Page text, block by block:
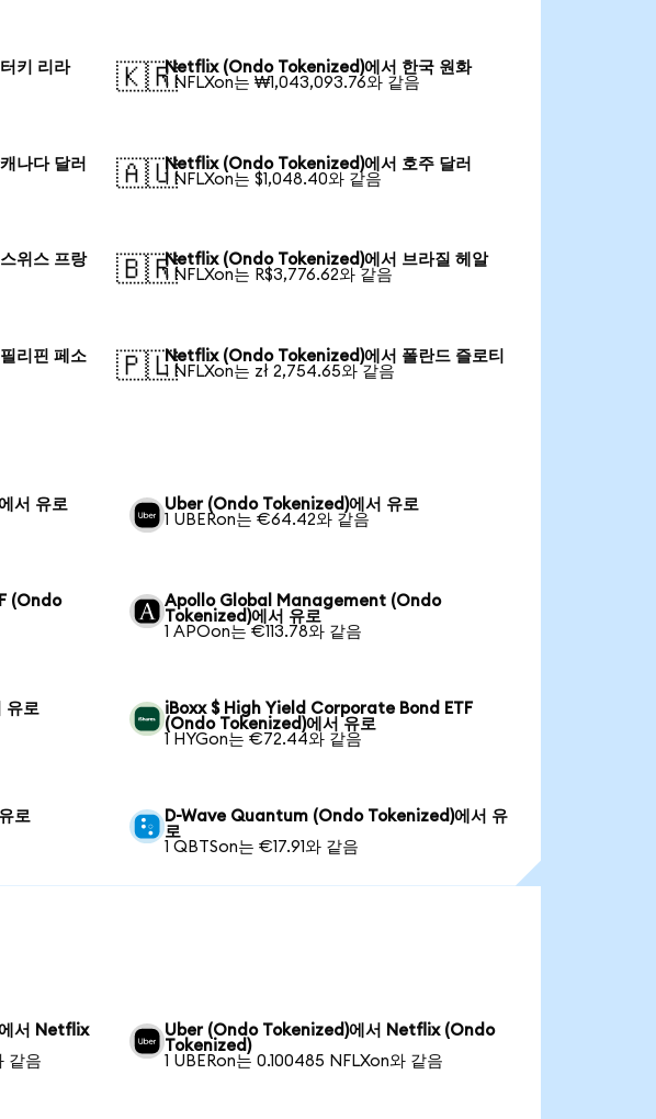
키 리라
🇰🇷Netflix (Ondo Tokenized)에서 한국 원화
1 NFLXon는 ₩1,043,093.76와 같음
나다 달러
🇦🇺Netflix (Ondo Tokenized)에서 호주 달러
1 NFLXon는 $1,048.40와 같음
위스 프랑
🇧🇷Netflix (Ondo Tokenized)에서 브라질 헤알
1 NFLXon는 R$3,776.62와 같음
리핀 페소
🇵🇱Netflix (Ondo Tokenized)에서 폴란드 즐로티
1 NFLXon는 zł 2,754.65와 같음
서 유로
Uber (Ondo Tokenized)에서 유로
1 UBERon는 €64.42와 같음
(Ondo
Apollo Global Management (Ondo
Tokenized)에서 유로
1 APOon는 €113.78와 같음
로
iBoxx $ High Yield Corporate Bond ETF
(Ondo Tokenized)에서 유로
1 HYGon는 €72.44와 같음
로
D-Wave Quantum (Ondo Tokenized)에서 유
로
1 QBTSon는 €17.91와 같음
서 Netflix
같음
Uber (Ondo Tokenized)에서 Netflix (Ondo
Tokenized)
1 UBERon는 0.100485 NFLXon와 같음